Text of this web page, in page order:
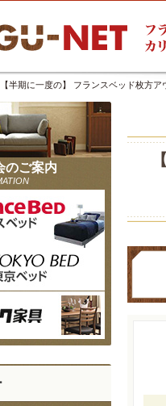
【半期に一度の】 フランスベッド枚方
のご案内